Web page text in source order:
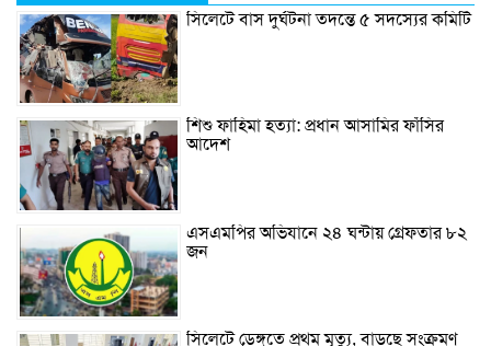
সিলেটে বাস দুর্ঘটনা তদন্তে ৫ সদস্যের কমিটি
শিশু ফাহিমা হত্যা: প্রধান আসামির ফাঁসির
আদেশ
এসএমপির অভিযানে ২৪ ঘন্টায় গ্রেফতার ৮২
জন
সিলেটে ডেঙ্গুতে প্রথম মৃত্যু, বাড়ছে সংক্রমণ